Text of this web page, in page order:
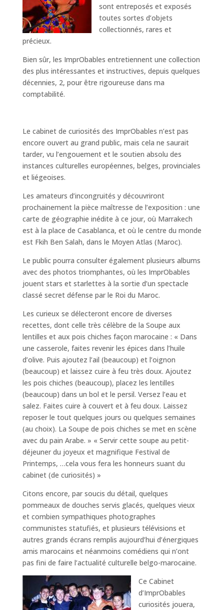
sont entreposés et exposés
toutes sortes d’objets
collectionnés, rares et
précieux.
Bien sûr, les ImprObables entretiennent une collection
des plus intéressantes et instructives, depuis quelques
décennies, 2, pour être rigoureuse dans ma
comptabilité.
Le cabinet de curiosités des ImprObables n’est pas
encore ouvert au grand public, mais cela ne saurait
tarder, vu l’engouement et le soutien absolu des
instances culturelles européennes, belges, provinciales
et liégeoises.
Les amateurs d’incongruités y découvriront
prochainement la pièce maîtresse de l’exposition : une
carte de géographie inédite à ce jour, où Marrakech
est à la place de Casablanca, et où le centre du monde
est Fkih Ben Salah, dans le Moyen Atlas (Maroc).
Le public pourra consulter également plusieurs albums
avec des photos triomphantes, où les ImprObables
jouent stars et starlettes à la sortie d’un spectacle
classé secret défense par le Roi du Maroc.
Les curieux se délecteront encore de diverses
recettes, dont celle très célèbre de la Soupe aux
lentilles et aux pois chiches façon marocaine : « Dans
une casserole, faites revenir les épices dans l’huile
d’olive. Puis ajoutez l’ail (beaucoup) et l’oignon
(beaucoup) et laissez cuire à feu très doux. Ajoutez
les pois chiches (beaucoup), placez les lentilles
(beaucoup) dans un bol et le persil. Versez l’eau et
salez. Faites cuire à couvert et à feu doux. Laissez
reposer le tout quelques jours ou quelques semaines
(au choix). La Soupe de pois chiches se met en scène
avec du pain Arabe. » « Servir cette soupe au petit-
déjeuner du joyeux et magnifique Festival de
Printemps, …cela vous fera les honneurs suant du
cabinet (de curiosités) »
Citons encore, par soucis du détail, quelques
pommeaux de douches servis glacés, quelques vieux
et combien sympathiques photographes
communistes statufiés, et plusieurs télévisions et
autres grands écrans remplis aujourd’hui d’énergiques
amis marocains et néanmoins comédiens qui n’ont
pas fini de faire l’actualité culturelle belgo-marocaine.
Ce Cabinet
d’ImprObables
curiosités jouera,